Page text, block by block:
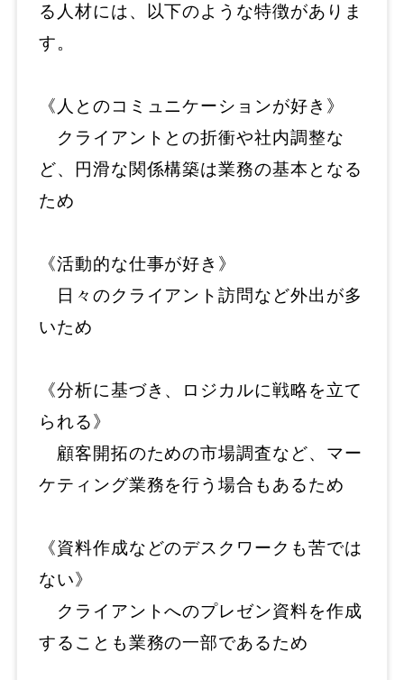
る人材には、以下のような特徴がありま
す。
《人とのコミュニケーションが好き》
クライアントとの折衝や社内調整な
ど、円滑な関係構築は業務の基本となる
ため
《活動的な仕事が好き》
日々のクライアント訪問など外出が多
いため
《分析に基づき、ロジカルに戦略を立て
られる》
顧客開拓のための市場調査など、マー
ケティング業務を行う場合もあるため
《資料作成などのデスクワークも苦では
ない》
クライアントへのプレゼン資料を作成
することも業務の一部であるため